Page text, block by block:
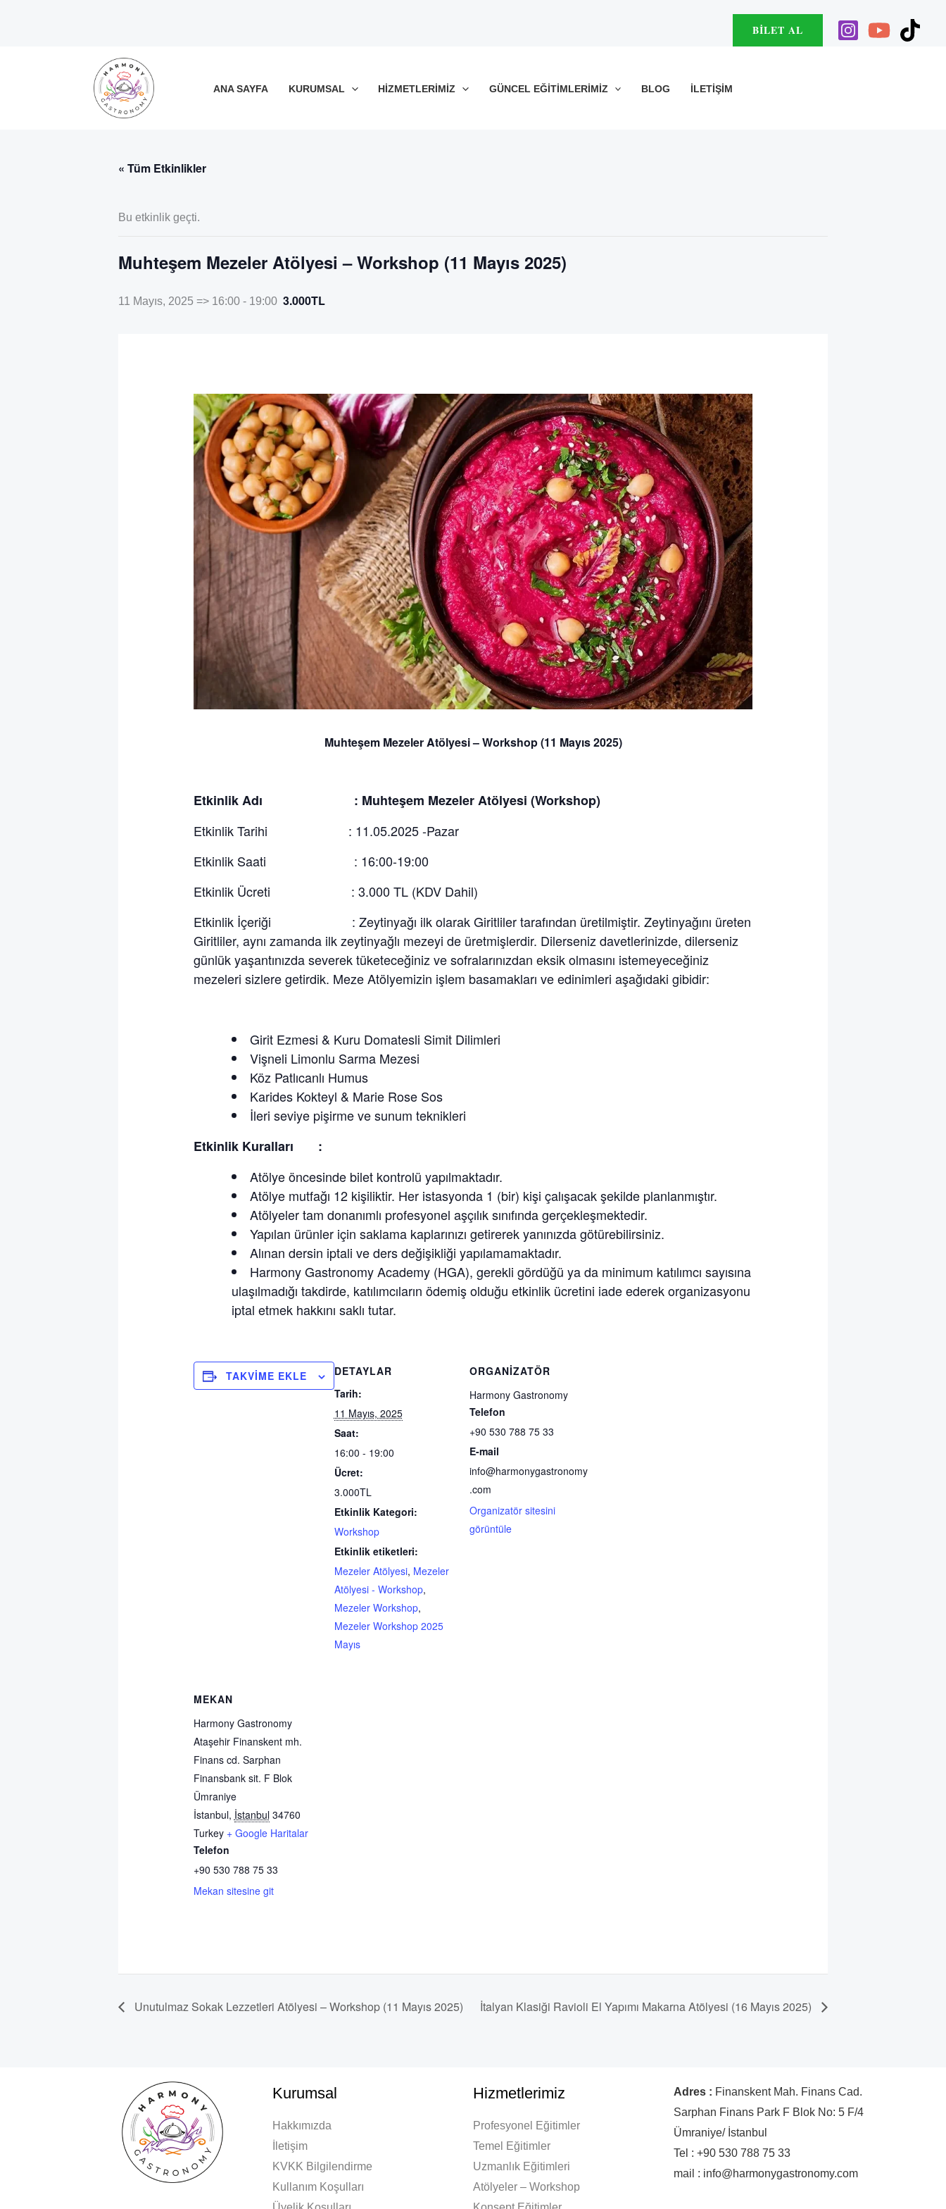
BILET AL
ANA SAYFA KURUMSAL HIZMETLERIMIZ GÜNCEL EĞITIMLERIMIZ BLOG İLETIŞIM
« Tüm Etkinlikler
Bu etkinlik geçti.
Muhteşem Mezeler Atölyesi – Workshop (11 Mayıs 2025)
11 Mayıs, 2025 => 16:00 - 19:00 3.000TL
Muhteşem Mezeler Atölyesi – Workshop (11 Mayıs 2025)
Etkinlik Adı : Muhteşem Mezeler Atölyesi (Workshop)
Etkinlik Tarihi : 11.05.2025 -Pazar
Etkinlik Saati : 16:00-19:00
Etkinlik Ücreti : 3.000 TL (KDV Dahil)
Etkinlik İçeriği : Zeytinyağı ilk olarak Giritliler tarafından üretilmiştir. Zeytinyağını üreten
Giritliler, aynı zamanda ilk zeytinyağlı mezeyi de üretmişlerdir. Dilerseniz davetlerinizde, dilerseniz
günlük yaşantınızda severek tüketeceğiniz ve sofralarınızdan eksik olmasını istemeyeceğiniz
mezeleri sizlere getirdik. Meze Atölyemizin işlem basamakları ve edinimleri aşağıdaki gibidir:
Girit Ezmesi & Kuru Domatesli Simit Dilimleri
Vişneli Limonlu Sarma Mezesi
Köz Patlıcanlı Humus
Karides Kokteyl & Marie Rose Sos
İleri seviye pişirme ve sunum teknikleri
Etkinlik Kuralları :
Atölye öncesinde bilet kontrolü yapılmaktadır.
Atölye mutfağı 12 kişiliktir. Her istasyonda 1 (bir) kişi çalışacak şekilde planlanmıştır.
Atölyeler tam donanımlı profesyonel aşçılık sınıfında gerçekleşmektedir.
Yapılan ürünler için saklama kaplarınızı getirerek yanınızda götürebilirsiniz.
Alınan dersin iptali ve ders değişikliği yapılamamaktadır.
Harmony Gastronomy Academy (HGA), gerekli gördüğü ya da minimum katılımcı sayısına
ulaşılmadığı takdirde, katılımcıların ödemiş olduğu etkinlik ücretini iade ederek organizasyonu
iptal etmek hakkını saklı tutar.
TAKVIME EKLE
DETAYLAR
Tarih:
11 Mayıs, 2025
Saat:
16:00 - 19:00
Ücret:
3.000TL
Etkinlik Kategori:
Workshop
Etkinlik etiketleri:
Mezeler Atölyesi, Mezeler
Atölyesi - Workshop,
Mezeler Workshop,
Mezeler Workshop 2025
Mayıs
ORGANIZATÖR
Harmony Gastronomy
Telefon
+90 530 788 75 33
E-mail
info@harmonygastronomy
.com
Organizatör sitesini
görüntüle
MEKAN
Harmony Gastronomy
Ataşehir Finanskent mh.
Finans cd. Sarphan
Finansbank sit. F Blok
Ümraniye
İstanbul, İstanbul 34760
Turkey + Google Haritalar
Telefon
+90 530 788 75 33
Mekan sitesine git
Unutulmaz Sokak Lezzetleri Atölyesi – Workshop (11 Mayıs 2025) İtalyan Klasiği Ravioli El Yapımı Makarna Atölyesi (16 Mayıs 2025)
Kurumsal
Hakkımızda
İletişim
KVKK Bilgilendirme
Kullanım Koşulları
Hizmetlerimiz
Profesyonel Eğitimler
Temel Eğitimler
Uzmanlık Eğitimleri
Atölyeler – Workshop
Adres : Finanskent Mah. Finans Cad.
Sarphan Finans Park F Blok No: 5 F/4
Ümraniye/ İstanbul
Tel : +90 530 788 75 33
mail : info@harmonygastronomy.com